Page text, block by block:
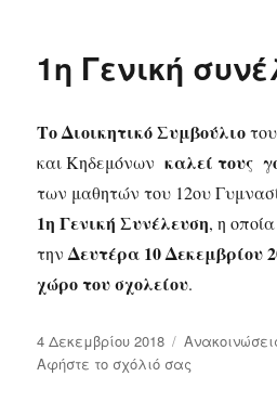
Δεκεμβρίου
1η Γενική
Το Διοικητικό Συμβούλιο
και Κηδεμόνων καλεί τους
των μαθητών του 12ου
1η Γενική Συνέλευση, η
τηνΔευτέρα 10 Δεκεμβρίου
χώρο του σχολείου.
Δημοσιεύτηκε
την
4 Δεκεμβρίου 2018 Κατηγορίες
Αφήστε το σχόλιό σας